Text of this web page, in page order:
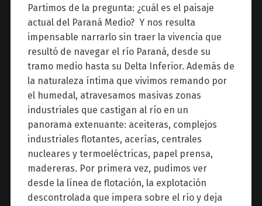
Partimos de la pregunta: ¿cuál es el paisaje
actual del Paraná Medio? Y nos resulta
impensable narrarlo sin traer la vivencia que
resultó de navegar el río Paraná, desde su
tramo medio hasta su Delta Inferior. Además de
la naturaleza íntima que vivimos remando por
el humedal, atravesamos masivas zonas
industriales que castigan al río en un
panorama extenuante: aceiteras, complejos
industriales flotantes, acerías, centrales
nucleares y termoeléctricas, papel prensa,
madereras. Por primera vez, pudimos ver
desde la línea de flotación, la explotación
descontrolada que impera sobre el río y deja